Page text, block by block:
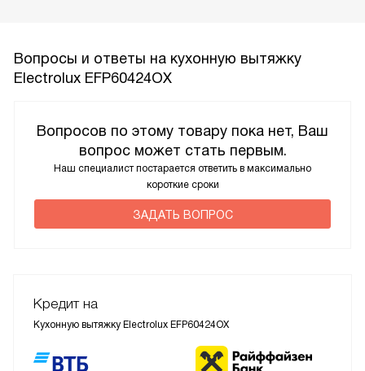
Вопросы и ответы на кухонную вытяжку
Electrolux EFP60424OX
Вопросов по этому товару пока нет, Ваш
вопрос может стать первым.
Наш специалист постарается ответить в максимально
короткие сроки
ЗАДАТЬ ВОПРОС
Кредит на
Кухонную вытяжку Electrolux EFP60424OX